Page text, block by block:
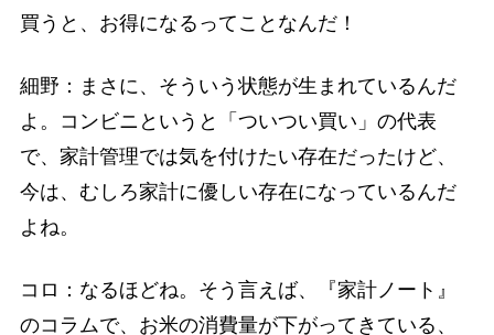
買うと、お得になるってことなんだ！
細野：まさに、そういう状態が生まれているんだ
よ。コンビニというと「ついつい買い」の代表
で、家計管理では気を付けたい存在だったけど、
今は、むしろ家計に優しい存在になっているんだ
よね。
コロ：なるほどね。そう言えば、『家計ノート』
のコラムで、お米の消費量が下がってきている、